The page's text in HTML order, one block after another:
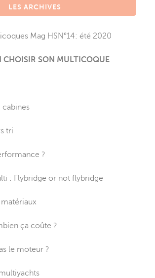
LES ARCHIVES
Mag HSN°14: été 2020
CHOISIR SON MULTICOQUE
cabines
tri
?
: Flybridge or not flybridge
ça coûte ?
le moteur ?